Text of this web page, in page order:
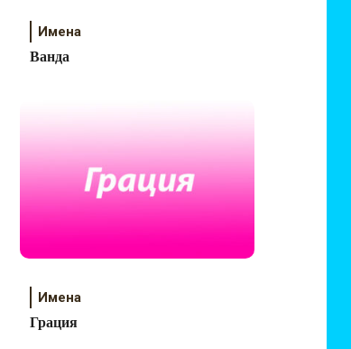
Имена
Ванда
Имена
Грация